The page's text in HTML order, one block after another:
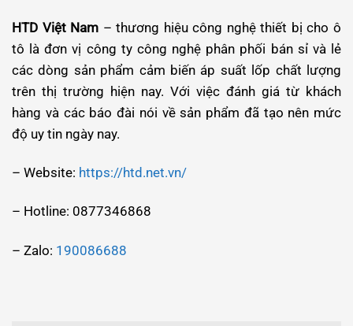
HTD Việt Nam – thương hiệu công nghệ thiết bị cho ô
tô là đơn vị công ty công nghệ phân phối bán sỉ và lẻ
các dòng sản phẩm cảm biến áp suất lốp chất lượng
trên thị trường hiện nay. Với việc đánh giá từ khách
hàng và các báo đài nói về sản phẩm đã tạo nên mức
độ uy tin ngày nay.
– Website: https://htd.net.vn/
– Hotline: 0877346868
– Zalo: 190086688